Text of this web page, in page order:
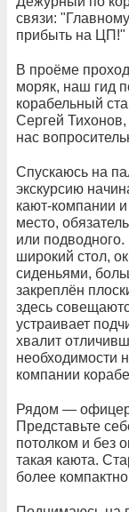
связи:
прибыть на ЦП!"
В проёме
моряк, наш гид
корабельный
Сергей Тихонов,
нас
Спускаюсь на
экскурсию
кают-компании
место,
или
широкий стол,
сиденьями,
закреплён
здесь
устраивает
хвалит
необходимости
компании
Рядом —
Представьте
потолком и без
такая каюта.
более